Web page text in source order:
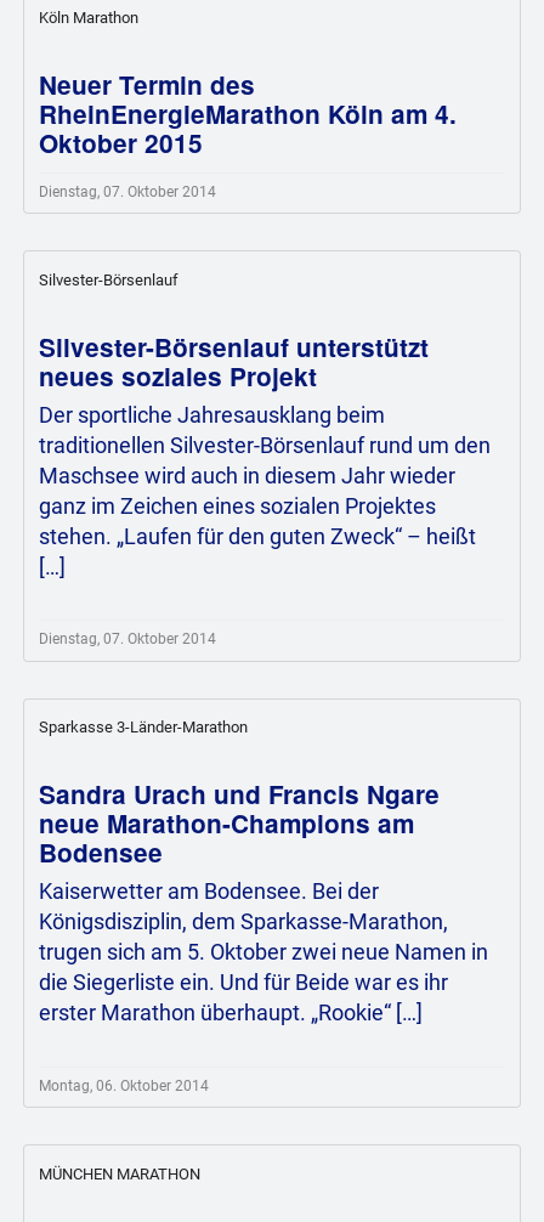
Köln Marathon
Neuer Termin des
RheinEnergieMarathon Köln am 4.
Oktober 2015
Dienstag, 07. Oktober 2014
Silvester-Börsenlauf
Silvester-Börsenlauf unterstützt
neues soziales Projekt
Der sportliche Jahresausklang beim
traditionellen Silvester-Börsenlauf rund um den
Maschsee wird auch in diesem Jahr wieder
ganz im Zeichen eines sozialen Projektes
stehen. „Laufen für den guten Zweck“ – heißt
[…]
Dienstag, 07. Oktober 2014
Sparkasse 3-Länder-Marathon
Sandra Urach und Francis Ngare
neue Marathon-Champions am
Bodensee
Kaiserwetter am Bodensee. Bei der
Königsdisziplin, dem Sparkasse-Marathon,
trugen sich am 5. Oktober zwei neue Namen in
die Siegerliste ein. Und für Beide war es ihr
erster Marathon überhaupt. „Rookie“ […]
Montag, 06. Oktober 2014
MÜNCHEN MARATHON